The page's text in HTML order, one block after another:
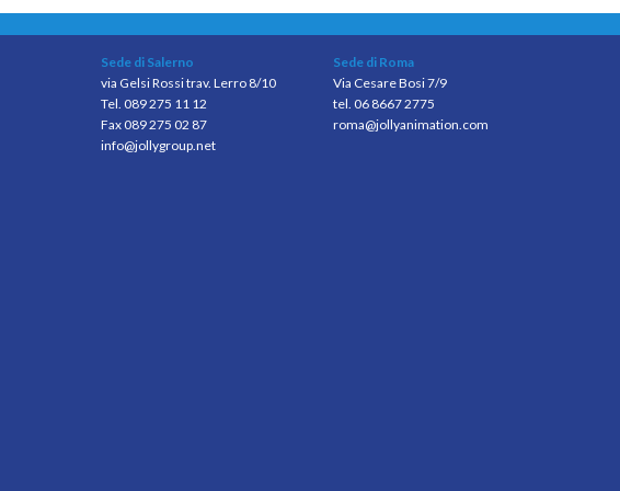
Sede di Salerno
via Gelsi Rossi trav. Lerro 8/10
Tel. 089 275 11 12
Fax 089 275 02 87
info@jollygroup.net
Sede di Roma
Via Cesare Bosi 7/9
tel. 06 8667 2775
roma@jollyanimation.com